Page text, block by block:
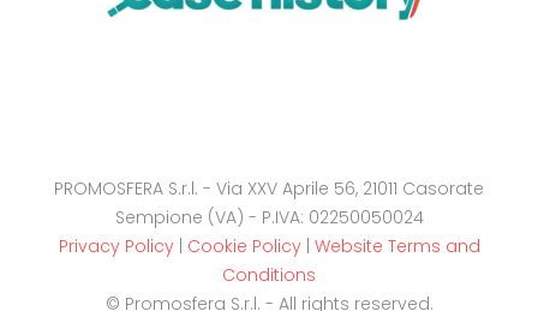
PROMOSFERA S.r.l. - Via XXV Aprile 56, 21011 Casorate
Sempione (VA) - P.IVA: 02250050024
Privacy Policy| Cookie Policy| Website Terms and
Conditions
© Promosfera S.r.l. - All rights reserved.